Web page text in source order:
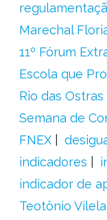
Marechal
11º Fórum
Escola que
Rio das Ostras
Semana de
FNEX
indicadores
indicador de
Teotônio Vilela